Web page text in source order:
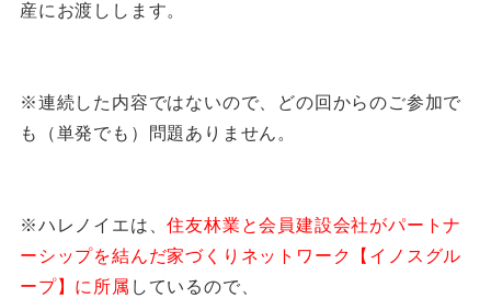
産にお渡しします。
※連続した内容ではないので、どの回からのご参加で
も（単発でも）問題ありません。
※ハレノイエは、住友林業と会員建設会社がパートナ
ーシップを結んだ家づくりネットワーク【イノスグル
ープ】に所属 しているので、